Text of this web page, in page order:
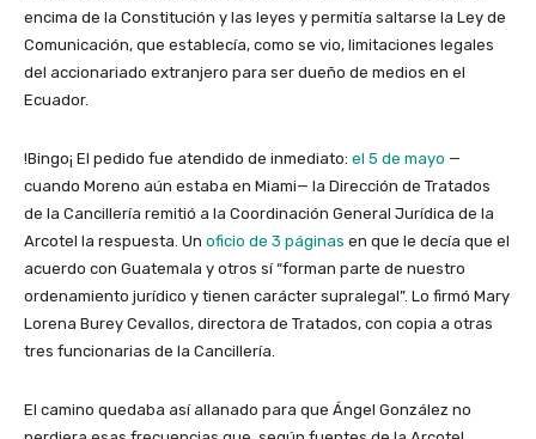
encima de la Constitución y las leyes y permitía saltarse la Ley de
Comunicación, que establecía, como se vio, limitaciones legales
del accionariado extranjero para ser dueño de medios en el
Ecuador.
!Bingo¡ El pedido fue atendido de inmediato: el 5 de mayo —
cuando Moreno aún estaba en Miami— la Dirección de Tratados
de la Cancillería remitió a la Coordinación General Jurídica de la
Arcotel la respuesta. Un oficio de 3 páginas en que le decía que el
acuerdo con Guatemala y otros sí “forman parte de nuestro
ordenamiento jurídico y tienen carácter supralegal”. Lo firmó Mary
Lorena Burey Cevallos, directora de Tratados, con copia a otras
tres funcionarias de la Cancillería.
El camino quedaba así allanado para que Ángel González no